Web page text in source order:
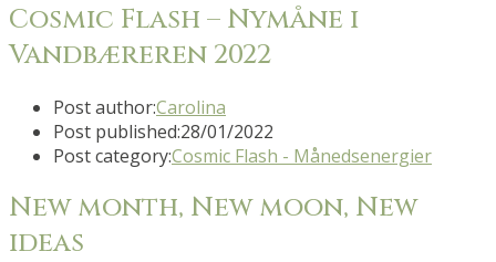
Cosmic Flash – Nymåne i
Vandbæreren 2022
Post author:Carolina
Post published:28/01/2022
Post category:Cosmic Flash - Månedsenergier
New month, New moon, New
ideas